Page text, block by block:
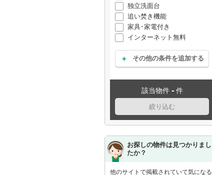
独立洗面台
追い焚き機能
家具･家電付き
インターネット無料
その他の条件を追加する
該当物件 - 件
絞り込む
お探しの物件は見つかりまし
たか？
他のサイトで掲載されていて気になる